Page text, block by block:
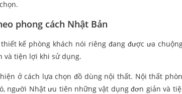
phong cách Nhật Bản
kế phòng khách nói riêng đang được ưa
và tiện lợi khi sử dụng.
ở cách lựa chọn đồ dùng nội thất. Nội thất
người Nhật ưu tiên những vật dụng đơn giản và